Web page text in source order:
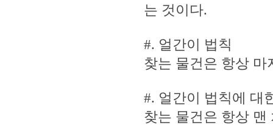
는 것이다.
#. 얼간이 법칙
찾는 물건은 항상 마
#. 얼간이 법칙에 대
찾는 물건은 항상 맨